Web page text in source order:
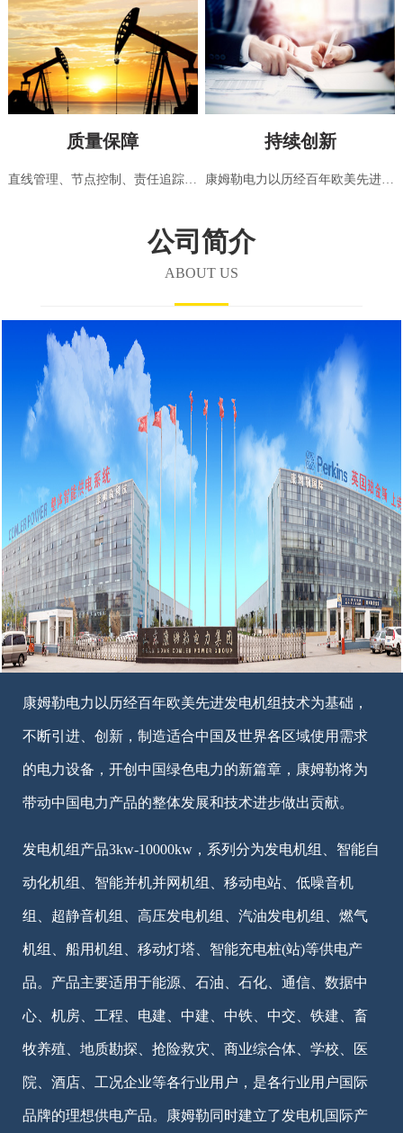
质量保障
直线管理、节点控制、责任追踪，高标准发电机组检测中心，采用国际标准（ISO8528:5-2013）严格检测
持续创新
公司简介
ABOUT US
康姆勒电力以历经百年欧美先进发电机组技术为基础，
不断引进、创新，制造适合中国及世界各区域使用需求
的电力设备，开创中国绿色电力的新篇章，康姆勒将为
带动中国电力产品的整体发展和技术进步做出贡献。
发电机组产品3kw-10000kw，系列分为发电机组、智能自
动化机组、智能并机并网机组、移动电站、低噪音机
组、超静音机组、高压发电机组、汽油发电机组、燃气
机组、船用机组、移动灯塔、智能充电桩(站)等供电产
品。产品主要适用于能源、石油、石化、通信、数据中
心、机房、工程、电建、中建、中铁、中交、铁建、畜
牧养殖、地质勘探、抢险救灾、商业综合体、学校、医
院、酒店、工况企业等各行业用户，是各行业用户国际
品牌的理想供电产品。康姆勒同时建立了发电机国际产